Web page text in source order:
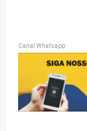
Canal Whatsapp